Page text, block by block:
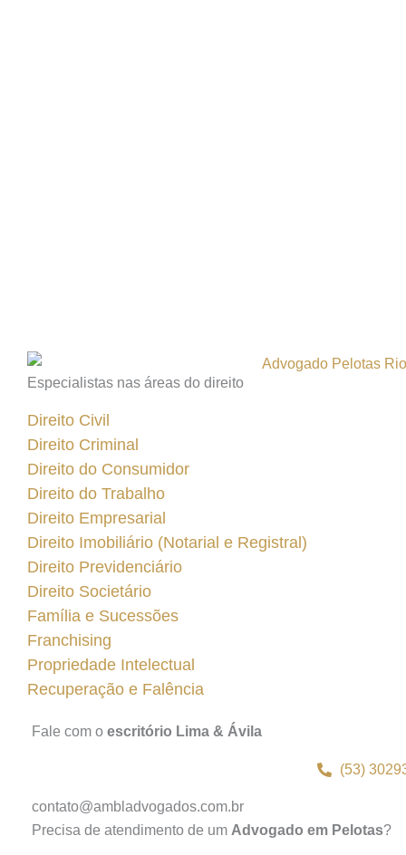
Especialistas nas áreas do direito
Direito Civil
Direito Criminal
Direito do Consumidor
Direito do Trabalho
Direito Empresarial
Direito Imobiliário (Notarial e Registral)
Direito Previdenciário
Direito Societário
Família e Sucessões
Franchising
Propriedade Intelectual
Recuperação e Falência
Fale com o escritório Lima & Ávila
(53)
contato@ambladvogados.com.br
Precisa de atendimento de um Advogado em Pelotas?